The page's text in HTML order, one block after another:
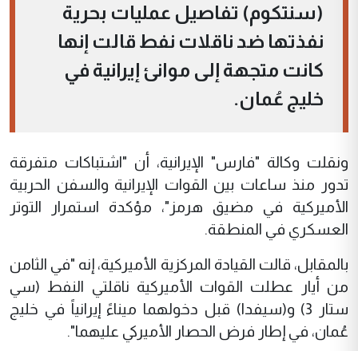
(سنتكوم) تفاصيل عمليات بحرية
نفذتها ضد ناقلات نفط قالت إنها
كانت متجهة إلى موانئ إيرانية في
خليج عُمان.
ونقلت وكالة "فارس" الإيرانية، أن "اشتباكات متفرقة
تدور منذ ساعات بين القوات الإيرانية والسفن الحربية
الأميركية في مضيق هرمز"، مؤكدة استمرار التوتر
العسكري في المنطقة.
بالمقابل، قالت القيادة المركزية الأميركية، إنه "في الثامن
من أيار عطلت القوات الأميركية ناقلتي النفط (سي
ستار 3) و(سيفدا) قبل دخولهما ميناءً إيرانياً في خليج
عُمان، في إطار فرض الحصار الأميركي عليهما".